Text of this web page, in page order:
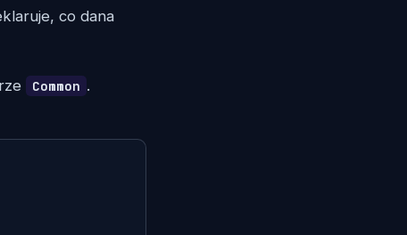
co dana
Common .